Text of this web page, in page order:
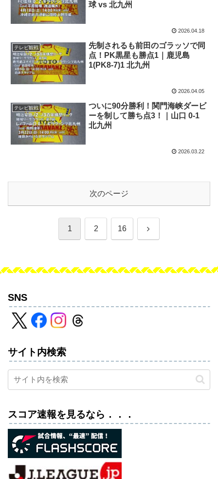
球 vs 北九州
2026.04.18
テレビ観戦
先制されるも前田のゴラッソで同
点！PK黒星も勝点1｜鹿児島
1(PK8-7)1 北九州
2026.04.05
テレビ観戦
ついに90分勝利！関門海峡ダービ
ーを制して勝ち点3！｜山口 0-1
北九州
2026.03.22
次のページ
1 2 16 次
SNS
サイト内検索
スコア速報を見るなら．．．